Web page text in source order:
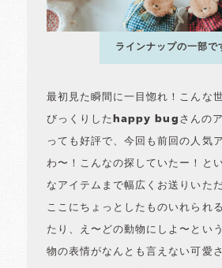
ラインナップの一部
最初見た瞬間に一目惚れ！こんな
びっくりしたhappy bugさんのア
っても好評で、今回も前回の人気
わ〜！こんなの探していたー！と
なアイテムまで幅広くお送りいた
ここにちょっとしたものいれられ
たり、え〜どの動物にしよ〜とい
物の表情がなんとも言えない可愛